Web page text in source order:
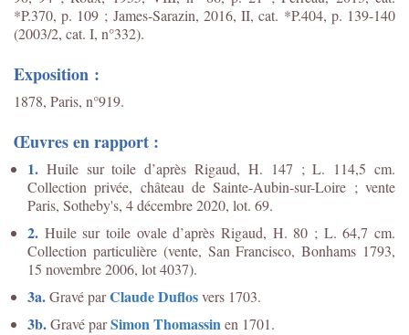
*P.370, p. 109 ; James-Sarazin, 2016, II, cat. *P.404, p. 139-140
(2003/2, cat. I, n°332).
Exposition :
1878, Paris, n°919.
Œuvres en rapport :
1. Huile sur toile d’après Rigaud, H. 147 ; L. 114,5 cm.
Collection privée, château de Sainte-Aubin-sur-Loire ; vente
Paris, Sotheby's, 4 décembre 2020, lot. 69.
2. Huile sur toile ovale d’après Rigaud, H. 80 ; L. 64,7 cm.
Collection particulière (vente, San Francisco, Bonhams 1793,
15 novembre 2006, lot 4037).
3a.Gravé parClaude Duflosvers 1703.
3b.Gravé parSimon Thomassinen 1701.